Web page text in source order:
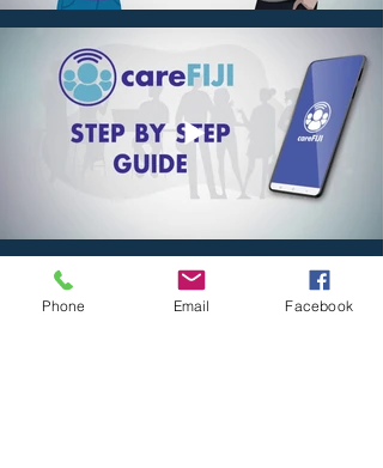
Phone Email Facebook